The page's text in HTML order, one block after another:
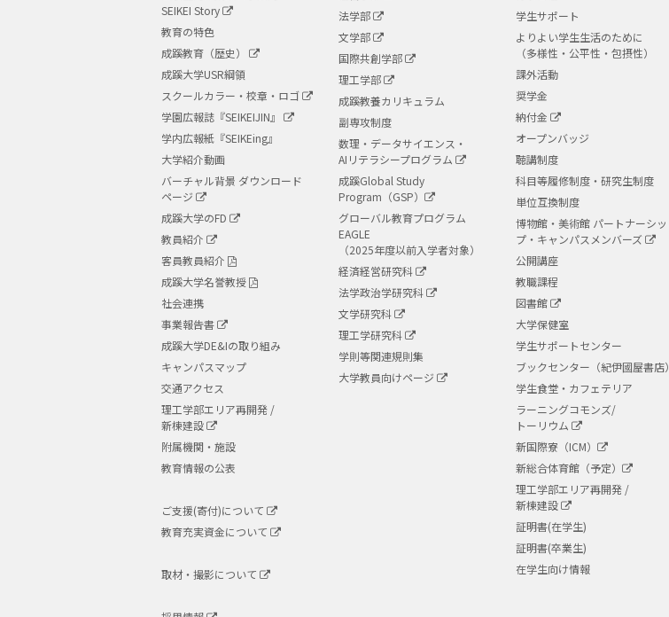
SEIKEI Story
教育の特色
成蹊教育（歴史）
成蹊大学USR綱領
スクールカラー・校章・ロゴ
学園広報誌『SEIKEIJIN』
学内広報紙『SEIKEing』
大学紹介動画
バーチャル背景 ダウンロード
ページ
成蹊大学のFD
教員紹介
客員教員紹介
成蹊大学名誉教授
社会連携
事業報告書
成蹊大学DE&Iの取り組み
キャンパスマップ
交通アクセス
理工学部エリア再開発 /
新棟建設
附属機関・施設
教育情報の公表
ご支援(寄付)について
教育充実資金について
取材・撮影について
法学部
文学部
国際共創学部
理工学部
成蹊教養カリキュラム
副専攻制度
数理・データサイエンス・
AIリテラシープログラム
成蹊Global Study
Program（GSP）
グローバル教育プログラム
EAGLE
（2025年度以前入学者対象）
経済経営研究科
法学政治学研究科
文学研究科
理工学研究科
学則等関連規則集
大学教員向けページ
学生サポート
よりよい学生生活のために
（多様性・公平性・包摂性）
課外活動
奨学金
納付金
オープンバッジ
聴講制度
科目等履修制度・研究生制度
単位互換制度
博物館・美術館 パートナーシッ
プ・キャンパスメンバーズ
公開講座
教職課程
図書館
大学保健室
学生サポートセンター
ブックセンター（紀伊國屋書店）
学生食堂・カフェテリア
ラーニングコモンズ/
トーリウム
新国際寮（ICM）
新総合体育館（予定）
理工学部エリア再開発 /
新棟建設
証明書(在学生)
証明書(卒業生)
在学生向け情報